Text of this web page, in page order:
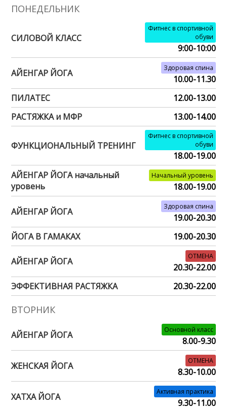
ПОНЕДЕЛЬНИК
СИЛОВОЙ КЛАСС
Фитнес в спортивной
обуви
9:00-10:00
АЙЕНГАР ЙОГА Здоровая спина
10.00-11.30
ПИЛАТЕС
12.00-13.00
РАСТЯЖКА и МФР
13.00-14.00
ФУНКЦИОНАЛЬНЫЙ ТРЕНИНГ
Фитнес в спортивной
обуви
18.00-19.00
АЙЕНГАР ЙОГА начальный
уровень
Начальный уровень
18.00-19.00
АЙЕНГАР ЙОГА Здоровая спина
19.00-20.30
ЙОГА В ГАМАКАХ
19.00-20.30
АЙЕНГАР ЙОГА ОТМЕНА
20.30-22.00
ЭФФЕКТИВНАЯ РАСТЯЖКА
20.30-22.00
ВТОРНИК
АЙЕНГАР ЙОГА Основной класс
8.00-9.30
ЖЕНСКАЯ ЙОГА ОТМЕНА
8.30-10.00
ХАТХА ЙОГА Активная практика
9.30-11.00